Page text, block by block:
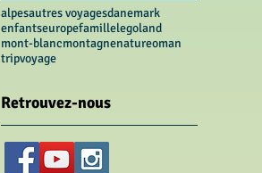
alpesautres voyagesdanemark
enfantseuropefamillelegoland
mont-blancmontagnenatureoman
tripvoyage
Retrouvez-nous